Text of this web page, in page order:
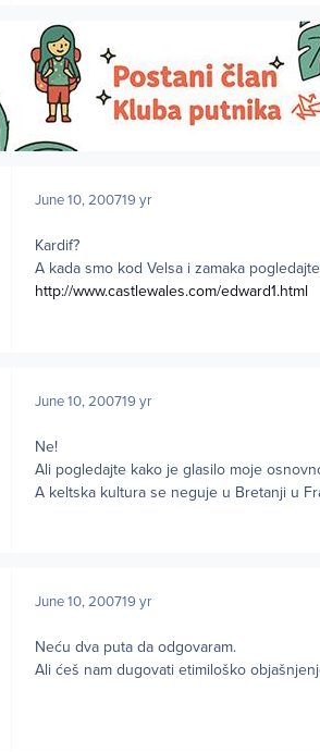
June 10, 200719 yr
Kardif?
A kada smo kod Velsa i zamaka pogledajte
http://www.castlewales.com/edward1.html
June 10, 200719 yr
Ne!
Ali pogledajte kako je glasilo moje
A keltska kultura se neguje u Bretanji u
June 10, 200719 yr
Neću dva puta da odgovaram.
Ali ćeš nam dugovati etimiloško